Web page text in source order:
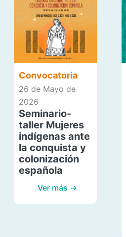
Convocatoria
26 de Mayo de
2026
Seminario-
taller Mujeres
indígenas ante
la conquista y
colonización
española
Ver más →